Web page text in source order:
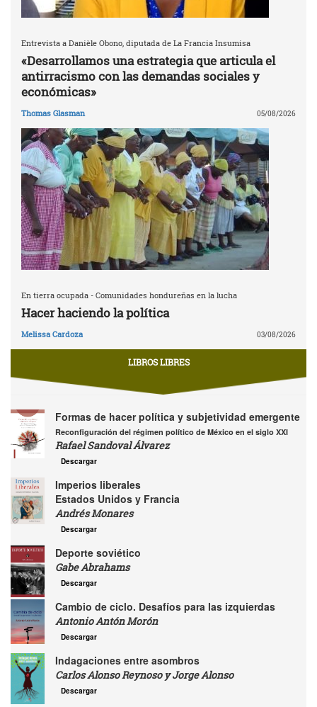
Entrevista a Danièle Obono, diputada de La Francia Insumisa
«Desarrollamos una estrategia que articula el
antirracismo con las demandas sociales y
económicas»
Thomas Glasman 05/08/2026
En tierra ocupada - Comunidades hondureñas en la lucha
Hacer haciendo la política
Melissa Cardoza 03/08/2026
LIBROS LIBRES
Formas de hacer política y subjetividad emergente
Reconfiguración del régimen político de México en el siglo XXI
Rafael Sandoval Álvarez
Descargar
Imperios liberales
Estados Unidos y Francia
Andrés Monares
Descargar
Deporte soviético
Gabe Abrahams
Descargar
Cambio de ciclo. Desafíos para las izquierdas
Antonio Antón Morón
Descargar
Indagaciones entre asombros
Carlos Alonso Reynoso y Jorge Alonso
Descargar